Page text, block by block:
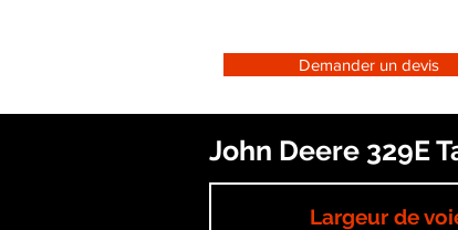
Demander un devis
John Deere 329E
Largeur de